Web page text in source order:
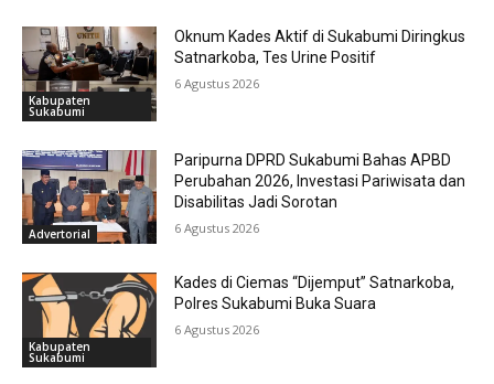
Kabupaten
Sukabumi
Oknum Kades Aktif di Sukabumi Diringkus
Satnarkoba, Tes Urine Positif
6 Agustus 2026
Advertorial
Paripurna DPRD Sukabumi Bahas APBD
Perubahan 2026, Investasi Pariwisata dan
Disabilitas Jadi Sorotan
6 Agustus 2026
Kabupaten
Sukabumi
Kades di Ciemas “Dijemput” Satnarkoba,
Polres Sukabumi Buka Suara
6 Agustus 2026